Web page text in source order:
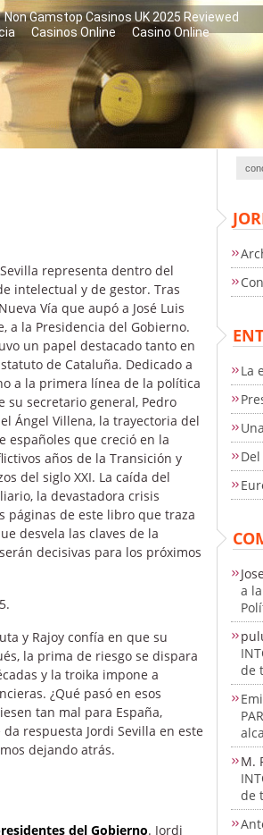
Non Gamstop Casinos UK 2025 Reviewed
Casinos Online Casino Online
representa dentro del
intelectual y de gestor. Tras
Vía que aupó a José Luis
a la Presidencia del Gobierno.
un papel destacado tanto en
de Cataluña. Dedicado a
a la primera línea de la política
su secretario general, Pedro
Ángel Villena, la trayectoria del
españoles que creció en la
años de la Transición y
del siglo XXI. La caída del
la devastadora crisis
páginas de este libro que traza
desvela las claves de la
decisivas para los próximos
y Rajoy confía en que su
la prima de riesgo se dispara
y la troika impone a
¿Qué pasó en esos
tan mal para España,
respuesta Jordi Sevilla en este
dejando atrás.
del Gobierno. Jordi
La
Jose
a
de
M.
de